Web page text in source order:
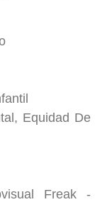
Equidad De
Freak -